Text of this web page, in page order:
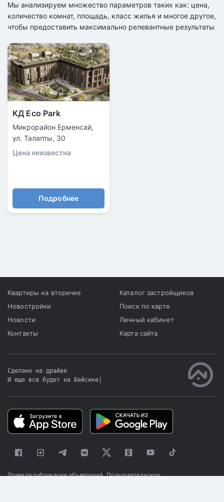
Мы анализируем множество параметров таких как: цена,
количество комнат, площадь, класс жилья и многое другое,
чтобы предоставить максимально релевантные результаты
КД Eco Park
Микрорайон Ерменсай,
ул. Талапты, 30
Цена неизвестна
Подробнее
Квартиры на вторичке
Новостройки
Новости
Контакты
Каталог застройщиков
Поиск по карте
Личный кабинет
Карта сайта
Сделано на драйве
И еще все будет на Бейсике
Правила публикации объявлений Пользовательское